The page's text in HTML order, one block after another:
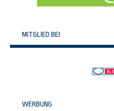
MITGLIED BEI
WERBUNG